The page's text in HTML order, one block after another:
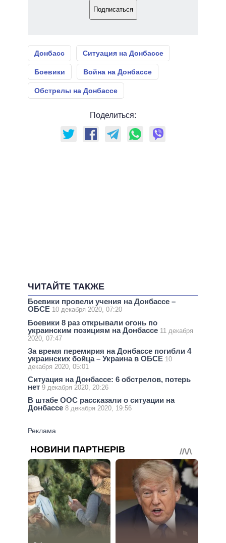
Подписаться
Донбасс Ситуация на Донбассе
Боевики Война на Донбассе
Обстрелы на Донбассе
Поделиться:
ЧИТАЙТЕ ТАКЖЕ
Боевики провели учения на Донбассе –
ОБСЕ 10 декабря 2020, 07:20
Боевики 8 раз открывали огонь по
украинским позициям на Донбассе 11 декабря
2020, 07:47
За время перемирия на Донбассе погибли 4
украинских бойца – Украина в ОБСЕ 10
декабря 2020, 05:01
Ситуация на Донбассе: 6 обстрелов, потерь
нет 9 декабря 2020, 20:26
В штабе ООС рассказали о ситуации на
Донбассе 8 декабря 2020, 19:56